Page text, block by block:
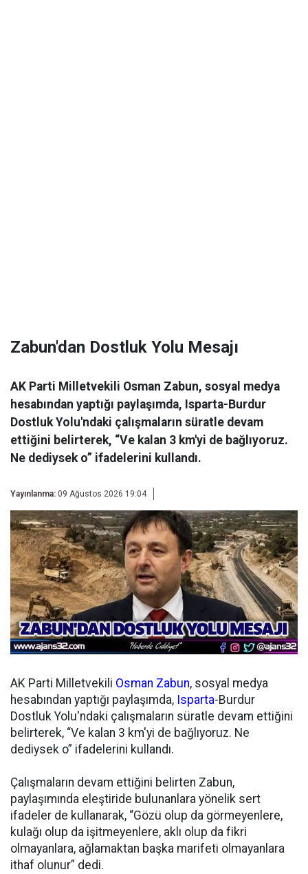
Zabun'dan Dostluk Yolu Mesajı
AK Parti Milletvekili Osman Zabun, sosyal medya
hesabından yaptığı paylaşımda, Isparta-Burdur
Dostluk Yolu'ndaki çalışmaların süratle devam
ettiğini belirterek, “Ve kalan 3 km'yi de bağlıyoruz.
Ne dediysek o” ifadelerini kullandı.
Yayınlanma: 09 Ağustos 2026 19:04
AK Parti Milletvekili Osman Zabun, sosyal medya
hesabından yaptığı paylaşımda, Isparta-Burdur
Dostluk Yolu'ndaki çalışmaların süratle devam ettiğini
belirterek, “Ve kalan 3 km'yi de bağlıyoruz. Ne
dediysek o” ifadelerini kullandı.
Çalışmaların devam ettiğini belirten Zabun,
paylaşımında eleştiride bulunanlara yönelik sert
ifadeler de kullanarak, “Gözü olup da görmeyenlere,
kulağı olup da işitmeyenlere, aklı olup da fikri
olmayanlara, ağlamaktan başka marifeti olmayanlara
ithaf olunur” dedi.